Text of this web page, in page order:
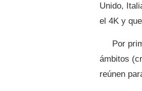
Unido,
el 4K y
Por
ámbitos
reúnen